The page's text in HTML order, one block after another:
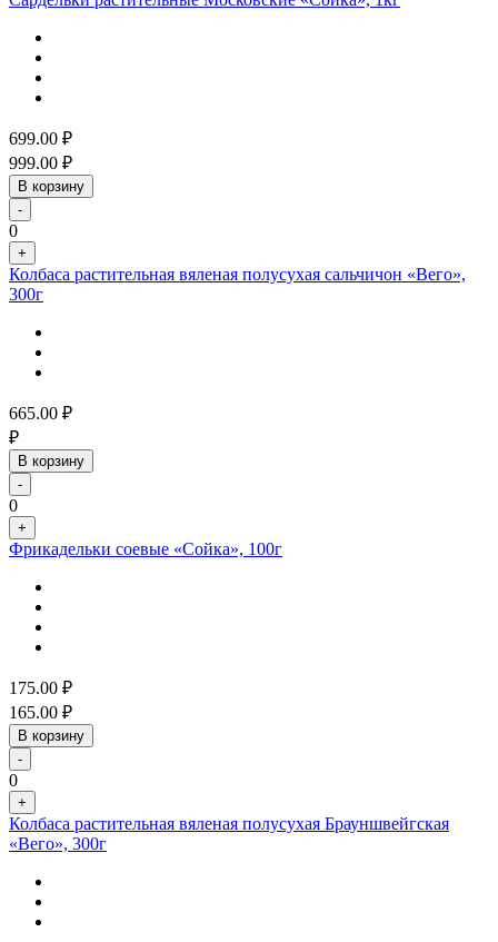
699.00 ₽
999.00 ₽
В корзину
-
0
+
Колбаса растительная вяленая полусухая сальчичон «Вего»,
300г
665.00 ₽
₽
В корзину
-
0
+
Фрикадельки соевые «Сойка», 100г
175.00 ₽
165.00 ₽
В корзину
-
0
+
Колбаса растительная вяленая полусухая Брауншвейгская
«Вего», 300г